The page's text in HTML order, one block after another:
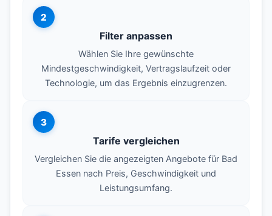
2
Filter anpassen
Wählen Sie Ihre gewünschte
Mindestgeschwindigkeit, Vertragslaufzeit oder
Technologie, um das Ergebnis einzugrenzen.
3
Tarife vergleichen
Vergleichen Sie die angezeigten Angebote für Bad
Essen nach Preis, Geschwindigkeit und
Leistungsumfang.